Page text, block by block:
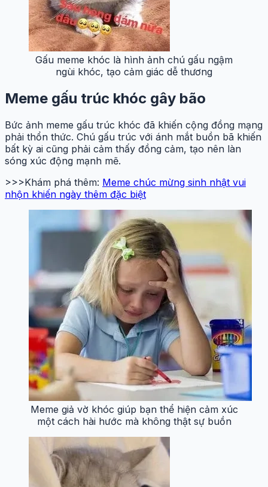
Gấu meme khóc là hình ảnh chú gấu ngậm
ngùi khóc, tạo cảm giác dễ thương
Meme gấu trúc khóc gây bão
Bức ảnh meme gấu trúc khóc đã khiến cộng đồng mạng
phải thổn thức. Chú gấu trúc với ánh mắt buồn bã khiến
bất kỳ ai cũng phải cảm thấy đồng cảm, tạo nên làn
sóng xúc động mạnh mẽ.
>>>Khám phá thêm: Meme chúc mừng sinh nhật vui
nhộn khiến ngày thêm đặc biệt
Meme giả vờ khóc giúp bạn thể hiện cảm xúc
một cách hài hước mà không thật sự buồn